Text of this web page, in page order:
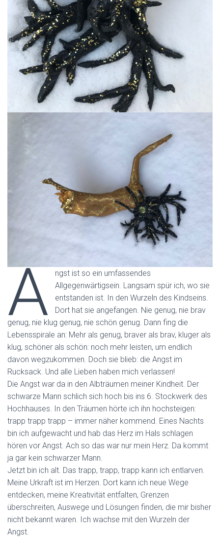
A
ngst ist so ein umfassendes
Allgegenwärtigsein. Langsam spür ich, wo sie
entstanden ist. In den Wurzeln des Kindseins.
Dort hat sie angefangen. Nie genug, nie brav
genug, nie klug genug, nie schön genug. Dann fing die
Lebensspirale an: Mehr als genug, braver als brav, kluger als
klug, schöner als schön: noch mehr leisten, um endlich
davon wegzukommen. Doch sie blieb: die Angst im
Rucksack. Und alle Lieben haben mich verlassen!
Die Angst war da in den Albträumen meiner Kindheit. Der
schwarze Mann schlich sich hoch bis ins 6. Stockwerk des
Hochhauses. In den Träumen hörte ich ihn hochsteigen:
trapp trapp trapp – immer näher kommend. Eines Nachts
bin ich aufgewacht und hab das Herz im Hals schlagen
hören vor Angst. Ach so das war nur mein Herz. Da kommt
ja gar kein schwarzer Mann.
Jetzt bin ich alt. Das trapp, trapp, trapp kann ich entlarven.
Meine Urkraft ist im Herzen. Dort kann ich neue Wege
entdecken, meine Kreativität entfalten, Grenzen
überschreiten, Auswege und Lösungen finden, die mir bisher
nicht bekannt waren. Ich wachse mit den Wurzeln der
Angst.